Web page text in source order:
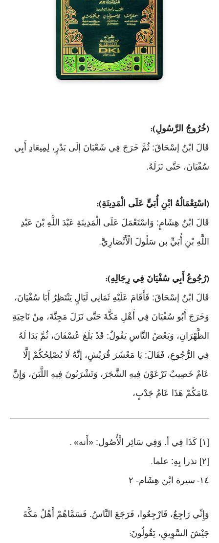
(خُرُوجُ الرَّسُولِ):
قَالَ ابْنُ إسْحَاقَ: ثُمَّ خَرَجَ فِي شَعْبَانَ إلَى بَدْرٍ، لِمِيعَادِ أَبِي
سُفْيَانَ، حَتَّى نَزَلَهُ.
( اسْتِعْمَالُهُ ابْنِ أُبَيٍّ عَلَى الْمَدِينَةِ):
قَالَ ابْنُ هِشَامٍ: وَاسْتَعْمَلَ عَلَى الْمَدِينَةِ عَبْدَ اللَّهِ بْنَ عَبْدِ
اللَّهِ بْنِ أُبَيٍّ بن سَلُولَ الْأَنْصَارِيَّ.
(رُجُوعُ أَبِي سُفْيَانَ فِي رِجَالِهِ):
قَالَ ابْنُ إسْحَاقَ: فَأَقَامَ عَلَيْهِ ثَمَانِي لَيَالٍ يَنْتَظِرُ أَبَا سُفْيَانَ،
وَخَرَجَ أَبُو سُفْيَانَ فِي أَهْلِ مَكَّةَ حَتَّى نَزَلَ مَجِنَّةَ، مِنْ نَاحِيَةِ
الظَّهْرَانِ، وَبَعْضُ النَّاسِ يَقُولُ: قَدْ بَلَغَ عُسْفَانَ، ثُمَّ بَدَا لَهُ
فِي الرُّجُوعِ، فَقَالَ: يَا مَعْشَرَ قُرَيْشٍ، إنَّهُ لَا يُصْلِحُكُمْ إلَّا
عَامٌ خَصِيبٌ تَرْعَوْنَ فِيهِ الشَّجَرَ، وَتَشْرَبُونَ فِيهِ اللَّبَنَ، وَإِنَّ
عَامَكُمْ هَذَا عَامُ جَدْبٍ،
[١] كَذَا فِي أ. وَفِي سَائِر الْأُصُول: «أَنه » .
[٢] نذرا بِهِ: علما .
١٤- سيرة ابْن هِشَام- ٢
وَإِنِّي رَاجِعٌ، فَارْجِعُوا، فَرَجَعَ النَّاسُ. فَسَمَّاهُمْ أَهْلُ مَكَّةَ
جَيْشَ السَّوِيقِ، يَقُولُونَ: